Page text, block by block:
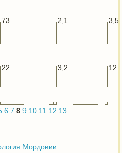
73 2,1 3,5
22 3,2 12
6 7 8 9 10 11 12 13
Мордовии